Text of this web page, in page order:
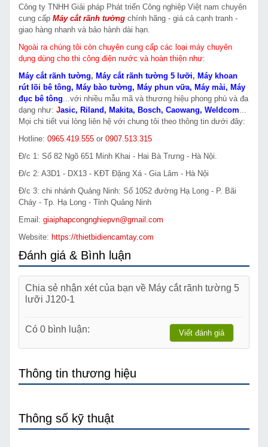
Công ty TNHH Giải pháp Phát triển Công nghiệp Việt nam chuyên
cung cấp Máy cắt rãnh tường chính hãng - giá cả cạnh tranh -
giao hàng nhanh và bảo hành dài hạn.
Ngoài ra chúng tôi còn chuyên cung cấp các loại máy chuyên
dụng dùng cho thi công điện nước và hoàn thiện như:
Máy cắt rãnh tường, Máy cắt rãnh tường 5 lưỡi, Máy khoan
rút lõi bê tông, Máy bào tường, Máy phun vữa, Máy mài, Máy
đục bê tông...với nhiều mẫu mã và thương hiệu phong phú và đa
dạng như: Jasic, Riland, Makita, Bosch, Caowang, Weldcom...
Mọi chi tiết vui lòng liên hệ với chung tôi theo thông tin dưới đây:
Hotline: 0965.419.555 or 0907.513.315
Đ/c 1: Số 82 Ngõ 651 Minh Khai - Hai Bà Trưng - Hà Nội.
Đ/c 2: A3D1 - DX13 - KĐT Đặng Xá - Gia Lâm - Hà Nội
Đ/c 3: chi nhánh Quảng Ninh: Số 1052 đường Hạ Long - P. Bãi
Cháy - Tp. Hạ Long - Tỉnh Quảng Ninh
Email: giaiphapcongnghiepvn@gmail.com
Website: https://thietbidiencamtay.com
Đánh giá & Bình luận
Chia sẻ nhận xét của bạn về Máy cắt rãnh tường 5
lưỡi J120-1
Có 0 bình luận: Viết đánh giá
Thông tin thương hiệu
Thông số kỹ thuật